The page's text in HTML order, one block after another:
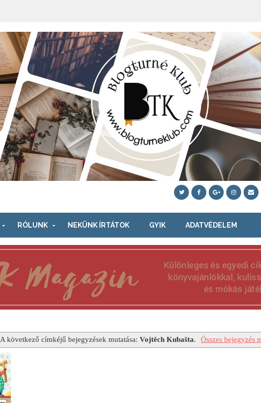
RÓLUNK NEKÜNK ÍRTÁTOK GYIK ADATVÉDELEM
A következő címkéjű bejegyzések mutatása: Vojtěch Kubašta. Összes bejegyzés